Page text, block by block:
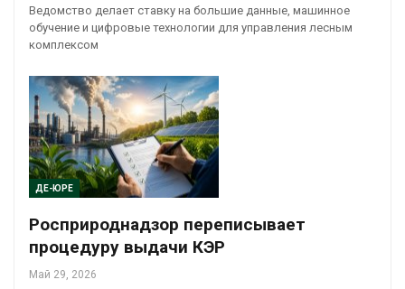
Ведомство делает ставку на большие данные, машинное
обучение и цифровые технологии для управления лесным
комплексом
ДЕ-ЮРЕ
Росприроднадзор переписывает
процедуру выдачи КЭР
Май 29, 2026